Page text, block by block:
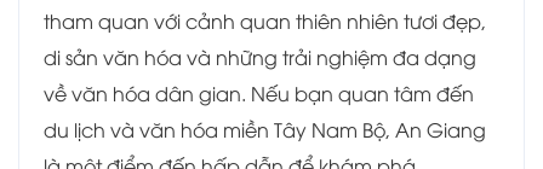
tham quan với cảnh quan thiên nhiên tươi đẹp,
di sản văn hóa và những trải nghiệm đa dạng
về văn hóa dân gian. Nếu bạn quan tâm đến
du lịch và văn hóa miền Tây Nam Bộ, An Giang